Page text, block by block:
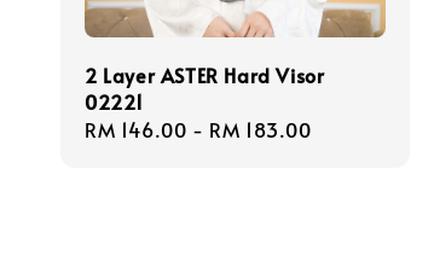
2 Layer ASTER Hard Visor
02221
Regular
RM 146.00 - RM 183.00